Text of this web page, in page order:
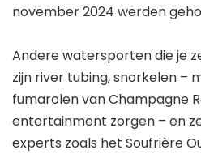
november 2024 werden
Andere watersporten die je
zijn river tubing, snorkelen –
fumarolen van Champagne
entertainment zorgen – en
experts zoals het Soufrière